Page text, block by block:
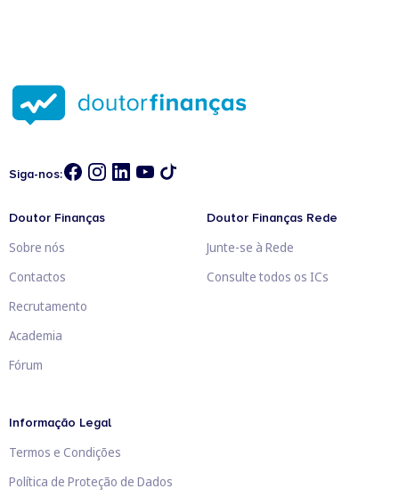
Siga-nos:
Doutor Finanças
Sobre nós
Contactos
Recrutamento
Academia
Fórum
Doutor Finanças Rede
Junte-se à Rede
Consulte todos os ICs
Informação Legal
Termos e Condições
Política de Proteção de Dados